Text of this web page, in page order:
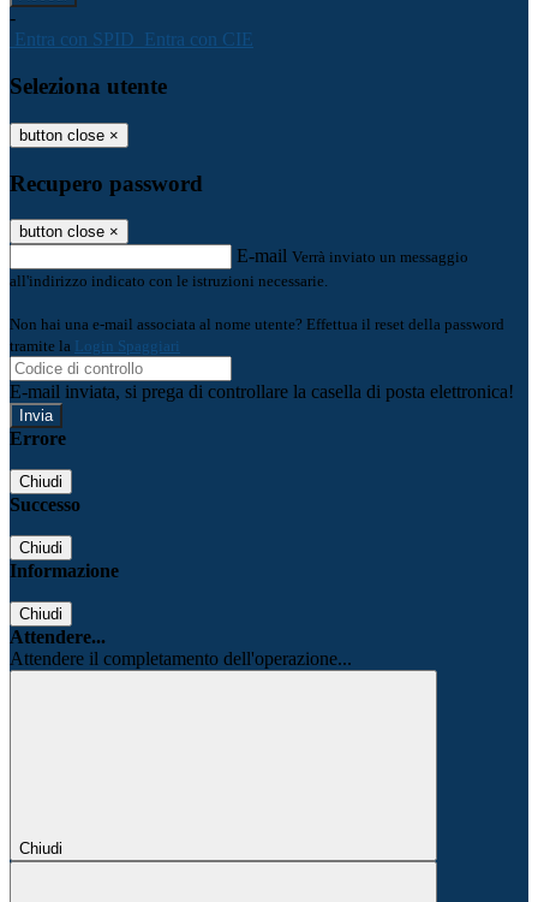
-
Entra con SPID Entra con CIE
Seleziona utente
button close ×
Recupero password
button close ×
E-mail Verrà inviato un messaggio
all'indirizzo indicato con le istruzioni necessarie.
Non hai una e-mail associata al nome utente? Effettua il reset della password
tramite la Login Spaggiari
E-mail inviata, si prega di controllare la casella di posta elettronica!
Errore
Chiudi
Successo
Chiudi
Informazione
Chiudi
Attendere...
Attendere il completamento dell'operazione...
Chiudi